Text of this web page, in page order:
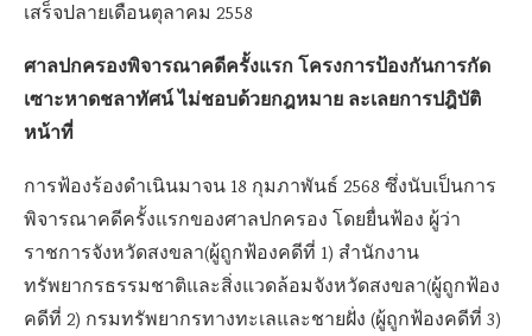
เสร็จปลายเดือนตุลาคม 2558
ศาลปกครองพิจารณาคดีครั้งแรก โครงการป้องกันการกัด
เซาะหาดชลาทัศน์ ไม่ชอบด้วยกฎหมาย ละเลยการปฎิบัติ
หน้าที่
การฟ้องร้องดำเนินมาจน 18 กุมภาพันธ์ 2568 ซึ่งนับเป็นการ
พิจารณาคดีครั้งแรกของศาลปกครอง โดยยื่นฟ้อง ผู้ว่า
ราชการจังหวัดสงขลา(ผู้ถูกฟ้องคดีที่ 1) สำนักงาน
ทรัพยากรธรรมชาติและสิ่งแวดล้อมจังหวัดสงขลา(ผู้ถูกฟ้อง
คดีที่ 2) กรมทรัพยากรทางทะเลและชายฝั่ง (ผู้ถูกฟ้องคดีที่ 3)